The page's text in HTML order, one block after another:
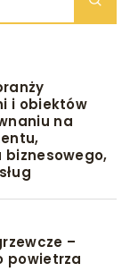
i obiektów
na
–
powietrza